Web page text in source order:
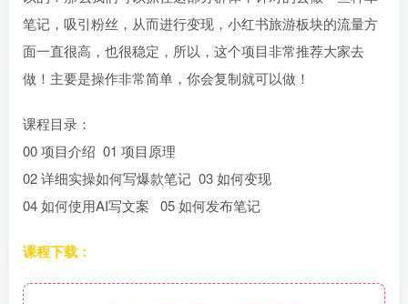
笔记，吸引粉丝，从而进行变现，小红书旅游板块的流量方
面一直很高，也很稳定，所以，这个项目非常推荐大家去
做！主要是操作非常简单，你会复制就可以做！
课程目录：
00 项目介绍 01 项目原理
02 详细实操如何写爆款笔记 03 如何变现
04 如何使用AI写文案 05 如何发布笔记
课程下载：